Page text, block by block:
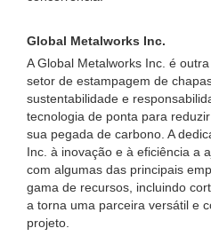
Global Metalworks Inc.
A Global Metalworks Inc. é
setor de estampagem de
sustentabilidade e
tecnologia de ponta para
sua pegada de carbono. A
Inc. à inovação e à eficiência a
com algumas das principais
gama de recursos, incluindo
a torna uma parceira versátil e
projeto.